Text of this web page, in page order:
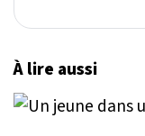
À lire aussi